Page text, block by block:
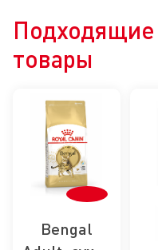
Подходящие
товары
Bengal